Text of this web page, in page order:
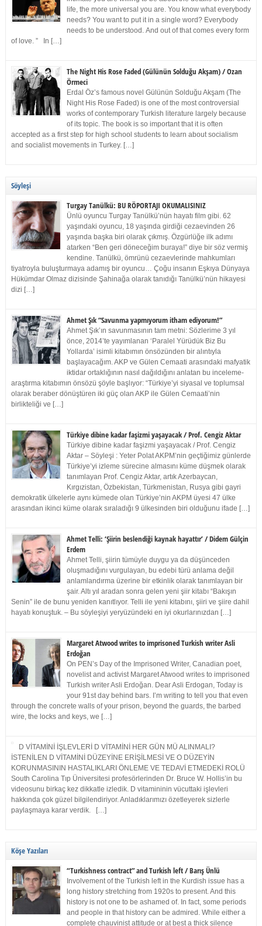
life, the more universal you are. You know what everybody
needs? You want to put it in a single word? Everybody
needs to be understood. And out of that comes every form
of love. ” In […]
The Night His Rose Faded (Gülünün Solduğu Akşam) / Ozan
Örmeci
Erdal Öz’s famous novel Gülünün Solduğu Akşam (The
Night His Rose Faded) is one of the most controversial
works of contemporary Turkish literature largely because
of its topic. The book is so important that it is often
accepted as a first step for high school students to learn about socialism
and socialist movements in Turkey. […]
Söyleşi
Turgay Tanülkü: BU RÖPORTAJI OKUMALISINIZ
Ünlü oyuncu Turgay Tanülkü’nün hayatı film gibi. 62
yaşındaki oyuncu, 18 yaşında girdiği cezaevinden 26
yaşında başka biri olarak çıkmış. Özgürlüğe ilk adımı
atarken “Ben geri döneceğim buraya!” diye bir söz vermiş
kendine. Tanülkü, ömrünü cezaevlerinde mahkumları
tiyatroyla buluşturmaya adamış bir oyuncu… Çoğu insanın Eşkıya Dünyaya
Hükümdar Olmaz dizisinde Şahinağa olarak tanıdığı Tanülkü’nün hikayesi
dizi […]
Ahmet Şık “Savunma yapmıyorum itham ediyorum!”
Ahmet Şık’ın savunmasının tam metni: Sözlerime 3 yıl
önce, 2014’te yayımlanan ‘Paralel Yürüdük Biz Bu
Yollarda’ isimli kitabımın önsözünden bir alıntıyla
başlayacağım. AKP ve Gülen Cemaati arasındaki mafyatik
iktidar ortaklığının nasıl dağıldığını anlatan bu inceleme-
araştırma kitabımın önsözü şöyle başlıyor: “Türkiye’yi siyasal ve toplumsal
olarak beraber dönüştüren iki güç olan AKP ile Gülen Cemaati’nin
birlikteliği ve […]
Türkiye dibine kadar faşizmi yaşayacak / Prof. Cengiz Aktar
Türkiye dibine kadar faşizmi yaşayacak / Prof. Cengiz
Aktar – Söyleşi : Yeter Polat AKPM’nin geçtiğimiz günlerde
Türkiye’yi izleme sürecine almasını küme düşmek olarak
tanımlayan Prof. Cengiz Aktar, artık Azerbaycan,
Kırgızistan, Özbekistan, Türkmenistan, Rusya gibi gayri
demokratik ülkelerle aynı kümede olan Türkiye’nin AKPM üyesi 47 ülke
arasından ikinci küme olarak sıraladığı 9 ülkesinden biri olduğunu ifade […]
Ahmet Telli: ‘Şiirin beslendiği kaynak hayattır’ / Didem Gülçin
Erdem
Ahmet Telli, şiirin tümüyle duygu ya da düşünceden
oluşmadığını vurgulayan, bu edebi türü anlama değil
anlamlandırma üzerine bir etkinlik olarak tanımlayan bir
şair. Altı yıl aradan sonra gelen yeni şiir kitabı “Bakışın
Senin” ile de bunu yeniden kanıtlıyor. Telli ile yeni kitabını, şiiri ve şiire dahil
hayatı konuştuk. – Bu söyleşiyi yeryüzündeki en iyi okurlarınızdan […]
Margaret Atwood writes to imprisoned Turkish writer Asli
Erdoğan
On PEN’s Day of the Imprisoned Writer, Canadian poet,
novelist and activist Margaret Atwood writes to imprisoned
Turkish writer Asli Erdoğan. Dear Asli Erdogan, Today is
your 91st day behind bars. I’m writing to tell you that even
through the concrete walls of your prison, beyond the guards, the barbed
wire, the locks and keys, we […]
D VİTAMİNİ İŞLEVLERİ D VİTAMİNİ HER GÜN MÜ ALINMALI?
İSTENİLEN D VİTAMİNİ DÜZEYİNE ERİŞİLMESİ VE O DÜZEYİN
KORUNMASININ HASTALIKLARI ÖNLEME VE TEDAVİ ETMEDEKİ ROLÜ
South Carolina Tıp Üniversitesi profesörlerinden Dr. Bruce W. Hollis’in bu
videosunu birkaç kez dikkatle izledik. D vitamininin vücuttaki işlevleri
hakkında çok güzel bilgilendiriyor. Anladıklarımızı özetleyerek sizlerle
paylaşmaya karar verdik. […]
Köşe Yazıları
“Turkishness contract” and Turkish left / Barış Ünlü
Involvement of the Turkish left in the Kurdish issue has a
long history stretching from 1920s to present. And this
history is not one to be ashamed of. In fact, some periods
and people in that history can be admired. While either a
complete chauvinist attitude or at best a thick silence